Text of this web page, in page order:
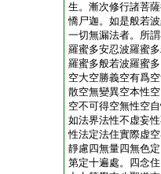
生。漸次修行諸菩
憍尸迦。如是般若
一切無漏法者。所
羅蜜多安忍波羅蜜
羅蜜多般若波羅蜜
空大空勝義空有爲
散空無變異空本性
空不可得空無性空
如法界法性不虚妄
性法定法住實際虚
靜慮四無量四無色
第定十遍處。四念